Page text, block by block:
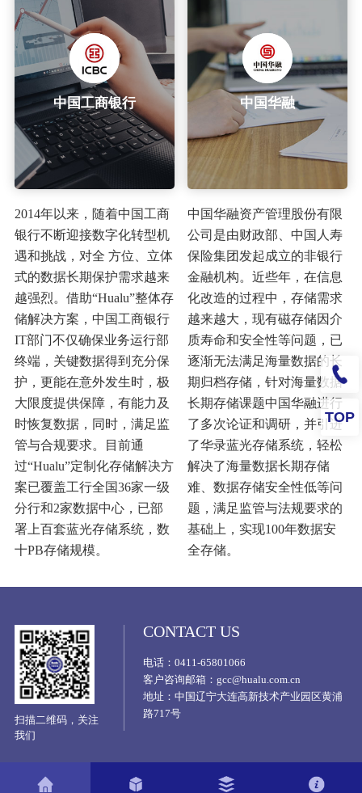
中国工商银行
2014年以来，随着中国工商
银行不断迎接数字化转型机
遇和挑战，对全 方位、立体
式的数据长期保护需求越来
越强烈。借助“Hualu”整体存
储解决方案，中国工商银行
IT部门不仅确保业务运行部
终端，关键数据得到充分保
护，更能在意外发生时，极
大限度提供保障，有能力及
时恢复数据，同时，满足监
管与合规要求。目前通
过“Hualu”定制化存储解决方
案已覆盖工行全国36家一级
分行和2家数据中心，已部
署上百套蓝光存储系统，数
十PB存储规模。
中国华融
中国华融资产管理股份有限
公司是由财政部、中国人寿
保险集团发起成立的非银行
金融机构。近些年，在信息
化改造的过程中，存储需求
越来越大，现有磁存储因介
质寿命和安全性等问题，已
逐渐无法满足海量数据的长
期归档存储，针对海量数据
长期存储课题中国华融进行
了多次论证和调研，并引进
了华录蓝光存储系统，轻松
解决了海量数据长期存储
难、数据存储安全性低等问
题，满足监管与法规要求的
基础上，实现100年数据安
全存储。
扫描二维码，关注
我们
CONTACT US
电话：0411-65801066
客户咨询邮箱：gcc@hualu.com.cn
地址：中国辽宁大连高新技术产业园区黄浦
路717号
TOP